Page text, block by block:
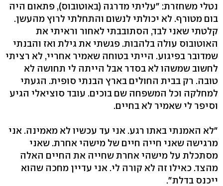
נטלי משחזרת: "עליתי מדרגה (באוטובוס), פתאום היה
בום מטורף. לא יכולתי לנשום והתחלתי לרוץ מהעשן.
קלטתי שאני לבד, הסתובבתי לאחור וראיתי את
האוטובוס עולה בלהבות. פגשתי את גילת ואז והבנתי
שמדובר בפיגוע. הייתי בטוחה שאמיר אחריי, לא רציתי
לחשוב שמשהו לא בסדר אבל הייתה לי תחושה לא
טובה. רק בבית החולים בארץ הבנתי סופית. הגעתי
למחלקה וכל המשפחה שם בוכים. עובד סוציאלי הגיע
וסיפר לי שאמיר לא בחיים.
"לא האמנתי באתו רגע. אני עד עכשיו לא מאמינה. אני
מרגישה שאני חייה חיים של מישהי אחרת. שאני
מסתכלת על מישהי אחרת שחייה את החיים האלה
מהצד. כאילו זה לא קורה לי. אני עדיין מחכה שהוא
ייכנס בדלת".